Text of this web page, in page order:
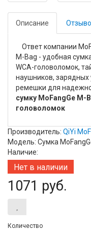
Описание
Ответ компании
M-Bag - удобная
WCA-головоломок,
наушников, зарядных
ремешки для
сумку MoFangGe M-
головоломок
Производитель: QiYi
Модель: Сумка
Наличие:
Нет в наличии
1071 руб.
Количество